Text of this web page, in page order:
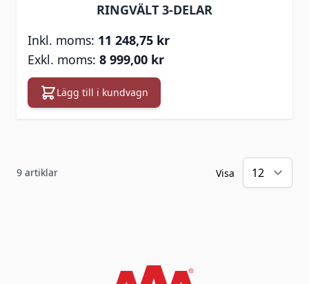
RINGVÄLT 3-DELAR
11 248,75 kr
8 999,00 kr
Lägg till i kundvagn
9 artiklar Visa